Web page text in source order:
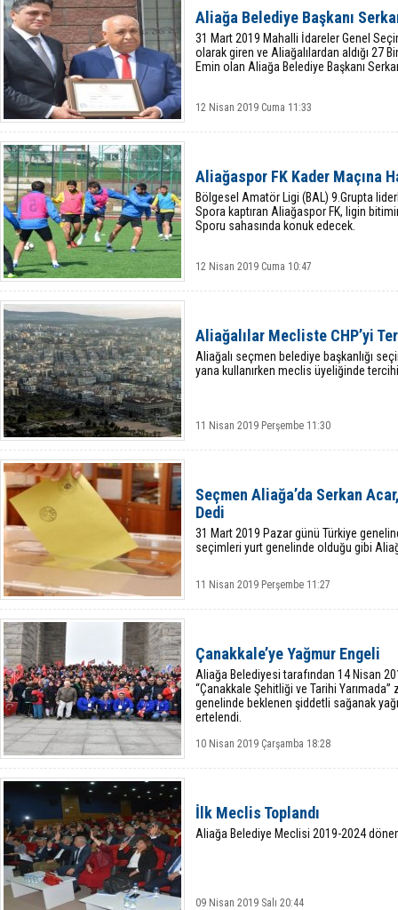
Aliağa Belediye Başkanı
31 Mart 2019 Mahalli İdareler Genel
olarak giren ve Aliağalılardan aldığı 27
Emin olan Aliağa Belediye Başkanı
12 Nisan 2019 Cuma 11:33
Aliağaspor FK Kader Maçına
Bölgesel Amatör Ligi (BAL) 9.Grupta
Spora kaptıran Aliağaspor FK, ligin
Sporu sahasında konuk edecek.
12 Nisan 2019 Cuma 10:47
Aliağalılar Mecliste CHP’yi
Aliağalı seçmen belediye başkanlığı
yana kullanırken meclis üyeliğinde
11 Nisan 2019 Perşembe 11:30
Seçmen Aliağa’da Serkan
Dedi
31 Mart 2019 Pazar günü Türkiye
seçimleri yurt genelinde olduğu gibi
11 Nisan 2019 Perşembe 11:27
Çanakkale’ye Yağmur Engeli
Aliağa Belediyesi tarafından 14 Nisan
“Çanakkale Şehitliği ve Tarihi
genelinde beklenen şiddetli sağanak
ertelendi.
10 Nisan 2019 Çarşamba 18:28
İlk Meclis Toplandı
Aliağa Belediye Meclisi 2019-2024
09 Nisan 2019 Salı 20:44